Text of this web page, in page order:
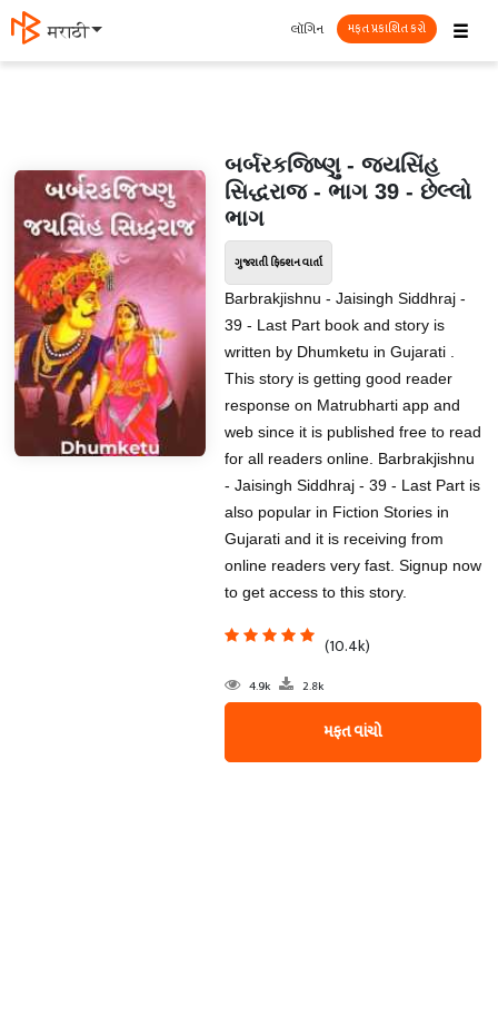
मराठी ☰
લૉગિન મફત પ્રકાશિત કરો
બર્બરકજિષ્ણુ - જયસિંહ
સિદ્ધરાજ - ભાગ 39 - છેલ્લો
ભાગ
ગુજરાતી ફિક્શન વાર્તા
Barbrakjishnu - Jaisingh Siddhraj -
39 - Last Part book and story is
written by Dhumketu in Gujarati .
This story is getting good reader
response on Matrubharti app and
web since it is published free to read
for all readers online. Barbrakjishnu
- Jaisingh Siddhraj - 39 - Last Part is
also popular in Fiction Stories in
Gujarati and it is receiving from
online readers very fast. Signup now
to get access to this story.
(10.4k)
4.9k 2.8k
મફત વાંચો